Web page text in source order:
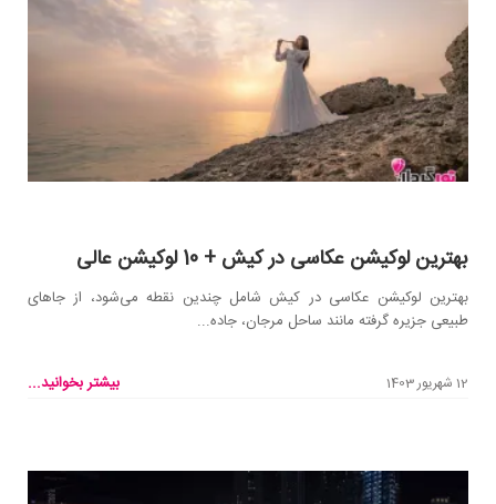
بهترین لوکیشن عکاسی در کیش + 10 لوکیشن عالی
بهترین لوکیشن عکاسی در کیش شامل چندین نقطه می‌شود، از جاهای
طبیعی جزیره گرفته مانند ساحل مرجان، جاده...
12 شهریور 1403 بیشتر بخوانید...